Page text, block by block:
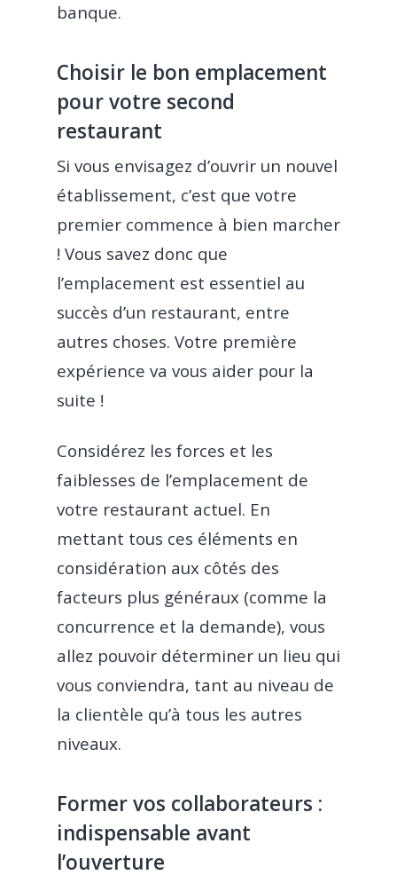
banque.
Choisir le bon emplacement
pour votre second
restaurant
Si vous envisagez d’ouvrir un nouvel
établissement, c’est que votre
premier commence à bien marcher
! Vous savez donc que
l’emplacement est essentiel au
succès d’un restaurant, entre
autres choses. Votre première
expérience va vous aider pour la
suite !
Considérez les forces et les
faiblesses de l’emplacement de
votre restaurant actuel. En
mettant tous ces éléments en
considération aux côtés des
facteurs plus généraux (comme la
concurrence et la demande), vous
allez pouvoir déterminer un lieu qui
vous conviendra, tant au niveau de
la clientèle qu’à tous les autres
niveaux.
Former vos collaborateurs :
indispensable avant
l’ouverture